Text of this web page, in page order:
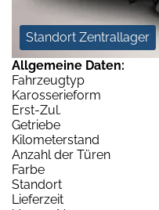
Standort Zentrallager
Allgemeine Daten:
Fahrzeugtyp
Karosserieform
Erst-Zul.
Getriebe
Kilometerstand
Anzahl der Türen
Farbe
Standort
Lieferzeit